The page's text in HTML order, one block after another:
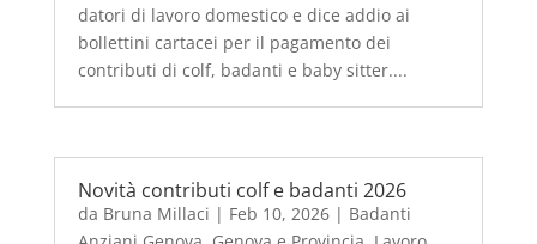
datori di lavoro domestico e dice addio ai
bollettini cartacei per il pagamento dei
contributi di colf, badanti e baby sitter....
Novità contributi colf e badanti 2026
da Bruna Millaci | Feb 10, 2026| Badanti